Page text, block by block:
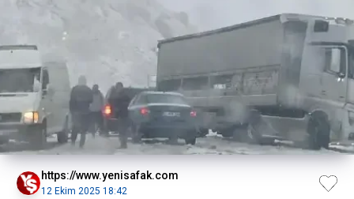
https://www.yenisafak.com
12 Ekim 2025 18:42